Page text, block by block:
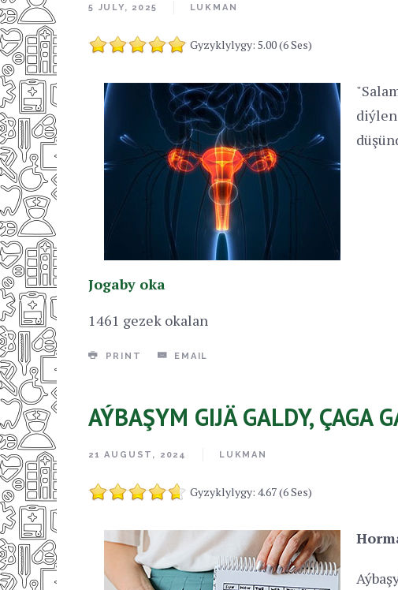
5 JULY, 2025 LUKMAN
Gyzyklylygy: 5.00 (6 Ses)
Jogaby oka
1461 gezek okalan
PRINT EMAIL
AÝBAŞYM GIJÄ GALDY, ÇAGA
21 AUGUST, 2024 LUKMAN
Gyzyklylygy: 4.67 (6 Ses)